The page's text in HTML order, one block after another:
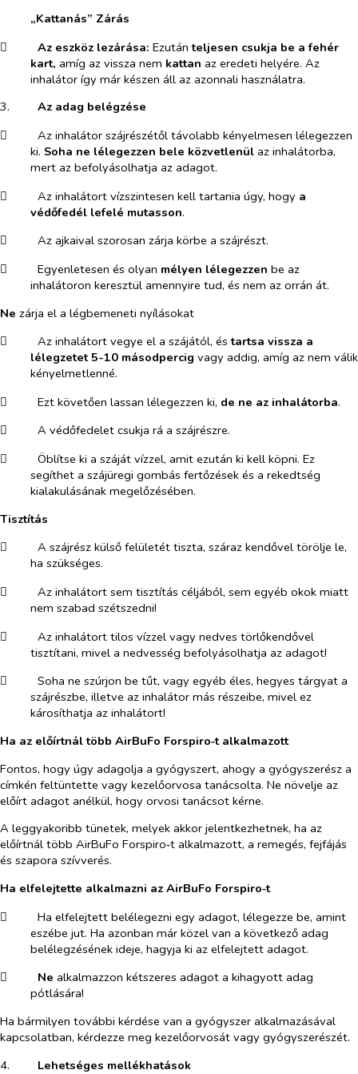
„Kattanás” Zárás
​
Az eszköz lezárása: Ezután teljesen csukja be a fehér
kart, amíg az vissza nem kattan az eredeti helyére. Az
inhalátor így már készen áll az azonnali használatra.
3.​
Az adag belégzése
​
Az inhalátor szájrészétől távolabb kényelmesen lélegezzen
ki. Soha ne lélegezzen bele közvetlenülaz inhalátorba,
mert az befolyásolhatja az adagot.
​
Az inhalátort vízszintesen kell tartania úgy, hogy a
védőfedél lefelé mutasson.
​
Az ajkaival szorosan zárja körbe a szájrészt.
​
Egyenletesen és olyan mélyen lélegezzen be az
inhalátoron keresztül amennyire tud, és nem az orrán át.
Ne zárja el a légbemeneti nyílásokat
​
Az inhalátort vegye el a szájától, éstartsa vissza a
lélegzetet 5-10 másodpercig vagy addig, amíg az nem válik
kényelmetlenné.
​
Ezt követően lassan lélegezzen ki, de ne az inhalátorba.
​
A védőfedelet csukja rá a szájrészre.
​
Öblítse ki a száját vízzel, amit ezután ki kell köpni. Ez
segíthet a szájüregi gombás fertőzések és a rekedtség
kialakulásának megelőzésében.
Tisztítás
​
A szájrész külső felületét tiszta, száraz kendővel törölje le,
ha szükséges.
​
Az inhalátort sem tisztítás céljából, sem egyéb okok miatt
nem szabad szétszedni!
​
Az inhalátort tilos vízzel vagy nedves törlőkendővel
tisztítani, mivel a nedvesség befolyásolhatja az adagot!
​
Soha ne szúrjon be tűt, vagy egyéb éles, hegyes tárgyat a
szájrészbe, illetve az inhalátor más részeibe, mivel ez
károsíthatja az inhalátort!
Ha az előírtnál több AirBuFo Forspiro‑t alkalmazott
Fontos, hogy úgy adagolja a gyógyszert, ahogy a gyógyszerész a
címkén feltüntette vagy kezelőorvosa tanácsolta. Ne növelje az
előírt adagot anélkül, hogy orvosi tanácsot kérne.
A leggyakoribb tünetek, melyek akkor jelentkezhetnek, ha az
előírtnál több AirBuFo Forspiro‑t alkalmazott, a remegés, fejfájás
és szapora szívverés.
Ha elfelejtette alkalmazni az AirBuFo Forspiro‑t
​
Ha elfelejtett belélegezni egy adagot, lélegezze be, amint
eszébe jut. Ha azonban már közel van a következő adag
belélegzésének ideje, hagyja ki az elfelejtett adagot.
​
Ne alkalmazzon kétszeres adagot a kihagyott adag
pótlására!
Ha bármilyen további kérdése van a gyógyszer alkalmazásával
kapcsolatban, kérdezze meg kezelőorvosát vagy gyógyszerészét.
4.​
Lehetséges mellékhatások